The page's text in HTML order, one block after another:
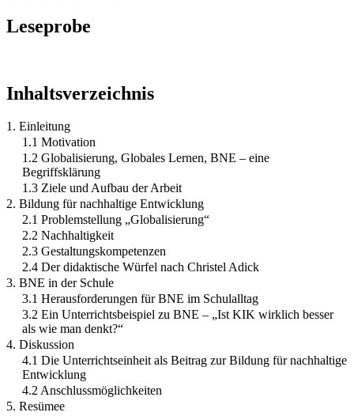
Leseprobe
Inhaltsverzeichnis
1. Einleitung
1.1 Motivation
1.2 Globalisierung, Globales Lernen, BNE – eine
Begriffsklärung
1.3 Ziele und Aufbau der Arbeit
2. Bildung für nachhaltige Entwicklung
2.1 Problemstellung „Globalisierung“
2.2 Nachhaltigkeit
2.3 Gestaltungskompetenzen
2.4 Der didaktische Würfel nach Christel Adick
3. BNE in der Schule
3.1 Herausforderungen für BNE im Schulalltag
3.2 Ein Unterrichtsbeispiel zu BNE – „Ist KIK wirklich besser
als wie man denkt?“
4. Diskussion
4.1 Die Unterrichtseinheit als Beitrag zur Bildung für nachhaltige
Entwicklung
4.2 Anschlussmöglichkeiten
5. Resümee